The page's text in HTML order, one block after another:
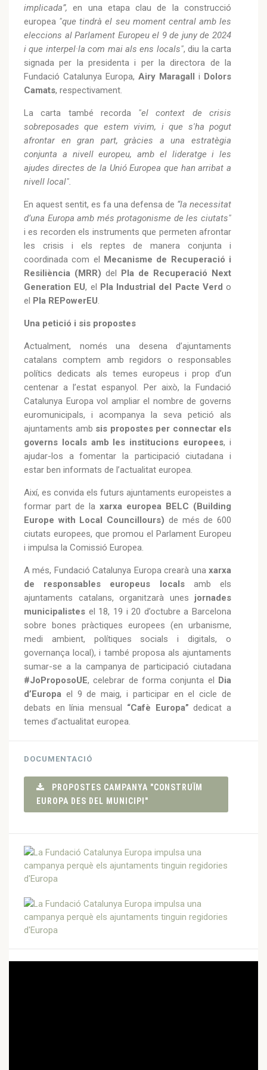
implicada”, en una etapa clau de la construcció
europea "que tindrà el seu moment central amb les
eleccions al Parlament Europeu el 9 de juny de 2024
i que interpel·la com mai als ens locals", diu la carta
signada per la presidenta i per la directora de la
Fundació Catalunya Europa, Airy Maragall i Dolors
Camats, respectivament.
La carta també recorda "el context de crisis
sobreposades que estem vivim, i que s'ha pogut
afrontar en gran part, gràcies a una estratègia
conjunta a nivell europeu, amb el lideratge i les
ajudes directes de la Unió Europea que han arribat a
nivell local".
En aquest sentit, es fa una defensa de “la necessitat
d’una Europa amb més protagonisme de les ciutats"
i es recorden els instruments que permeten afrontar
les crisis i els reptes de manera conjunta i
coordinada com el Mecanisme de Recuperació i
Resiliència (MRR) del Pla de Recuperació Next
Generation EU, el Pla Industrial del Pacte Verd o
el Pla REPowerEU.
Una petició i sis propostes
Actualment, només una desena d’ajuntaments
catalans comptem amb regidors o responsables
polítics dedicats als temes europeus i prop d’un
centenar a l’estat espanyol. Per això, la Fundació
Catalunya Europa vol ampliar el nombre de governs
euromunicipals, i acompanya la seva petició als
ajuntaments amb sis propostes per connectar els
governs locals amb les institucions europees, i
ajudar-los a fomentar la participació ciutadana i
estar ben informats de l’actualitat europea.
Així, es convida els futurs ajuntaments europeistes a
formar part de la xarxa europea BELC (Building
Europe with Local Councillours) de més de 600
ciutats europees, que promou el Parlament Europeu
i impulsa la Comissió Europea.
A més, Fundació Catalunya Europa crearà una xarxa
de responsables europeus localsamb els
ajuntaments catalans, organitzarà unes jornades
municipalistes el 18, 19 i 20 d’octubre a Barcelona
sobre bones pràctiques europees (en urbanisme,
medi ambient, polítiques socials i digitals, o
governança local), i també proposa als ajuntaments
sumar-se a la campanya de participació ciutadana
#JoProposoUE, celebrar de forma conjunta el Dia
d’Europa el 9 de maig, i participar en el cicle de
debats en línia mensual “Cafè Europa” dedicat a
temes d’actualitat europea.
DOCUMENTACIÓ
PROPOSTES CAMPANYA "CONSTRUÏM
EUROPA DES DEL MUNICIPI"